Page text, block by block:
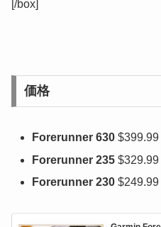
[/box]
価格
Forerunner 630
Forerunner 235
Forerunner 230